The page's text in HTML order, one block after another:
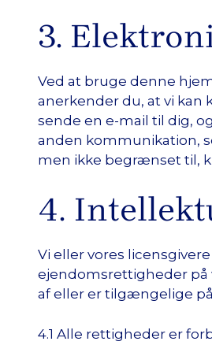
3.
Ved at bruge denne
anerkender du, at vi
sende en e-mail til dig,
anden kommunikation,
men ikke begrænset til,
4.
Vi eller vores
ejendomsrettigheder på
af eller er tilgængelige
4.1 Alle rettigheder er